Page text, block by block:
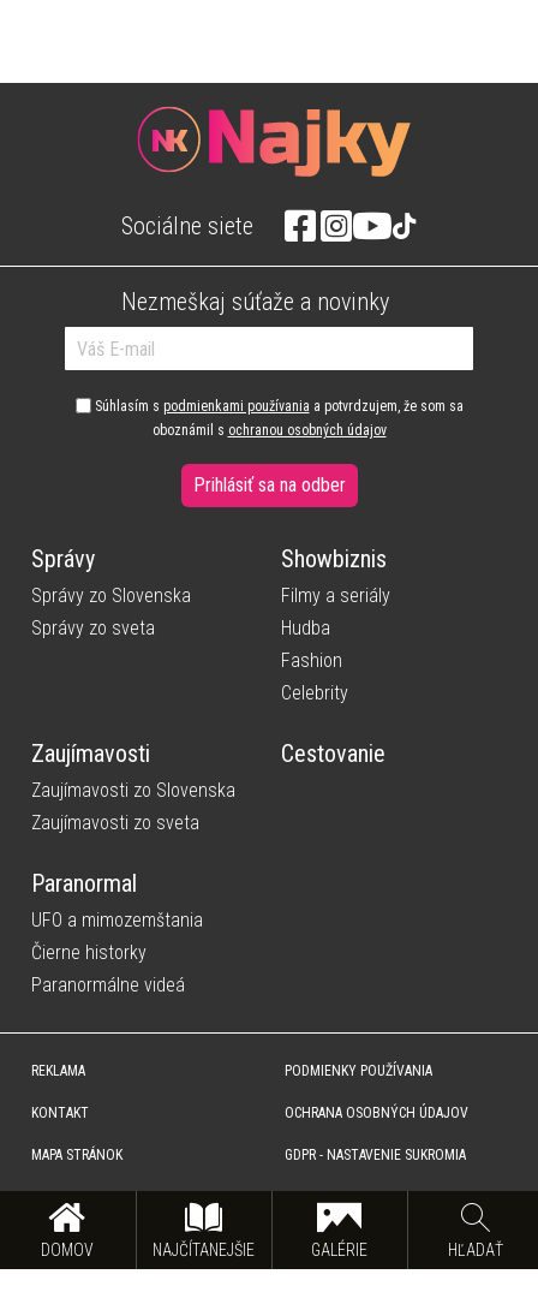
DOMOV NAJČÍTANEJŠIE GALÉRIE HĽADAŤ
Sociálne siete
Nezmeškaj súťaže a novinky
Súhlasím s podmienkami používania a potvrdzujem, že som sa
oboznámil s ochranou osobných údajov
Prihlásiť sa na odber
Správy
Správy zo Slovenska
Správy zo sveta
Showbiznis
Filmy a seriály
Hudba
Fashion
Celebrity
Zaujímavosti
Zaujímavosti zo Slovenska
Zaujímavosti zo sveta
Cestovanie
Paranormal
UFO a mimozemštania
Čierne historky
Paranormálne videá
REKLAMA
KONTAKT
MAPA STRÁNOK
PODMIENKY POUŽÍVANIA
OCHRANA OSOBNÝCH ÚDAJOV
GDPR - NASTAVENIE SUKROMIA
súhlas na rozmnožovanie, šírenie a na verejný prenos obsahu. Na tejto stránke môžu byť umiestnené reklamné
odkazy, alebo reklamné produkty.